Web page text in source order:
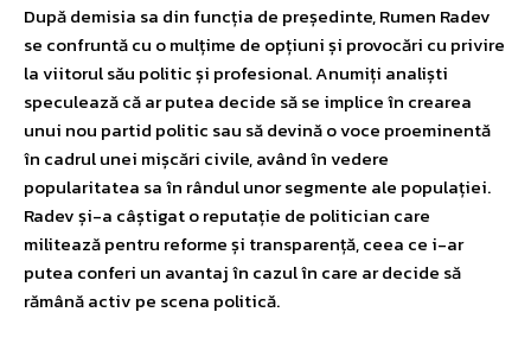
După demisia sa din funcția de președinte, Rumen Radev
se confruntă cu o mulțime de opțiuni și provocări cu privire
la viitorul său politic și profesional. Anumiți analiști
speculează că ar putea decide să se implice în crearea
unui nou partid politic sau să devină o voce proeminentă
în cadrul unei mișcări civile, având în vedere
popularitatea sa în rândul unor segmente ale populației.
Radev și-a câștigat o reputație de politician care
militează pentru reforme și transparență, ceea ce i-ar
putea conferi un avantaj în cazul în care ar decide să
rămână activ pe scena politică.